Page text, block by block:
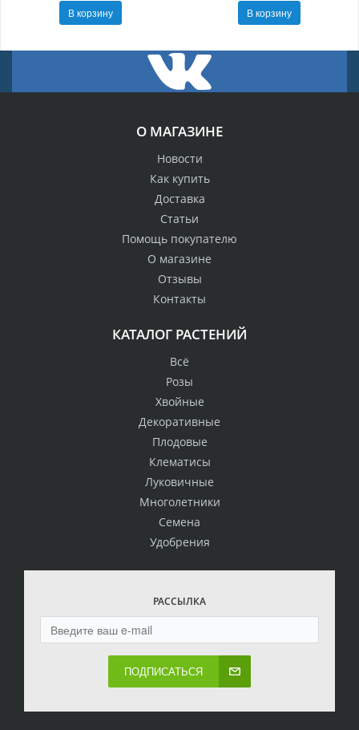
В корзину
В корзину
О МАГАЗИНЕ
Новости
Как купить
Доставка
Статьи
Помощь покупателю
О магазине
Отзывы
Контакты
КАТАЛОГ РАСТЕНИЙ
Всё
Розы
Хвойные
Декоративные
Плодовые
Клематисы
Луковичные
Многолетники
Семена
Удобрения
РАССЫЛКА
ПОДПИСАТЬСЯ